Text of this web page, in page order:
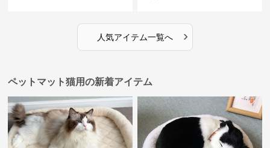
人気アイテム一覧へ ›
ペットマット猫用の新着アイテム